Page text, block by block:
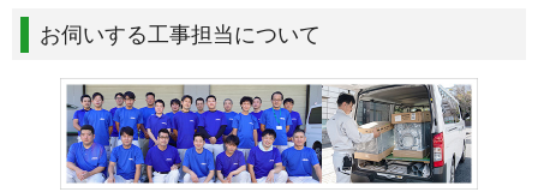
お伺いする工事担当について